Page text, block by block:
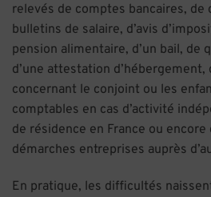
relevés de comptes bancaires, de
bulletins de salaire, d’avis
pension alimentaire, d’un bail, de
d’une attestation
concernant le conjoint ou les
comptables en cas d’activité
de résidence en France ou
démarches entreprises auprès
En pratique, les difficultés